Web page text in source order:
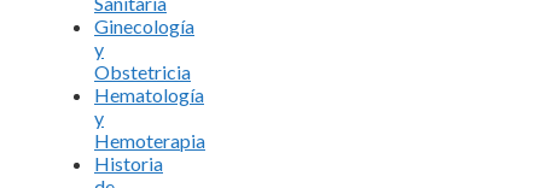
Ginecología
y
Obstetricia
Hematología
y
Hemoterapia
Historia